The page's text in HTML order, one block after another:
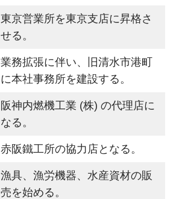
東京営業所を東京支店に昇格さ
せる。
業務拡張に伴い、旧清水市港町
に本社事務所を建設する。
阪神内燃機工業 (株) の代理店に
なる。
赤阪鐵工所の協力店となる。
漁具、漁労機器、水産資材の販
売を始める。